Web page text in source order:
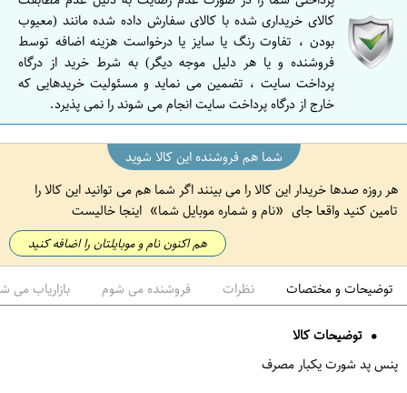
ص
ف
ه
ا
ن
کالای خریداری شده با کالای سفارش داده شده مانند (معیوب
بودن ، تفاوت رنگ یا سایز یا درخواست هزینه اضافه توسط
فروشنده و یا هر دلیل موجه دیگر) به شرط خرید از درگاه
پرداخت سایت ، تضمین می نماید و مسئولیت خریدهایی که
خارج از درگاه پرداخت سایت انجام می شوند را نمی پذیرد.
شما هم فروشنده این کالا شوید
هر روزه صدها خریدار این کالا را می بینند اگر شما هم می توانید این کالا را
تامین کنید واقعا جای
نام و شماره موبایل شما اینجا خالیست
هم اکنون نام و موبایلتان را اضافه کنید
توضیحات و مختصات نظرات فروشنده می شوم بازاریاب می
توضیحات کالا
پنس پد شورت یکبار مصرف